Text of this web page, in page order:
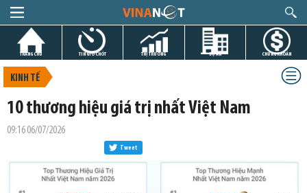
TRANG CHỦ TIN GIỜ CHÓT THỊ TRƯỜNG DỰ ÁN CHỨNG KHOÁN
KINH TẾ
10 thương hiệu giá trị nhất Việt Nam
09:16 06/07/2026
Tweet